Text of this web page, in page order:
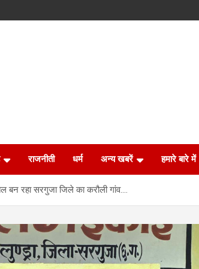
राजनीती धर्म अन्य खबरें हमारे बारे में
बन रहा सरगुजा जिले का करौली गांव….